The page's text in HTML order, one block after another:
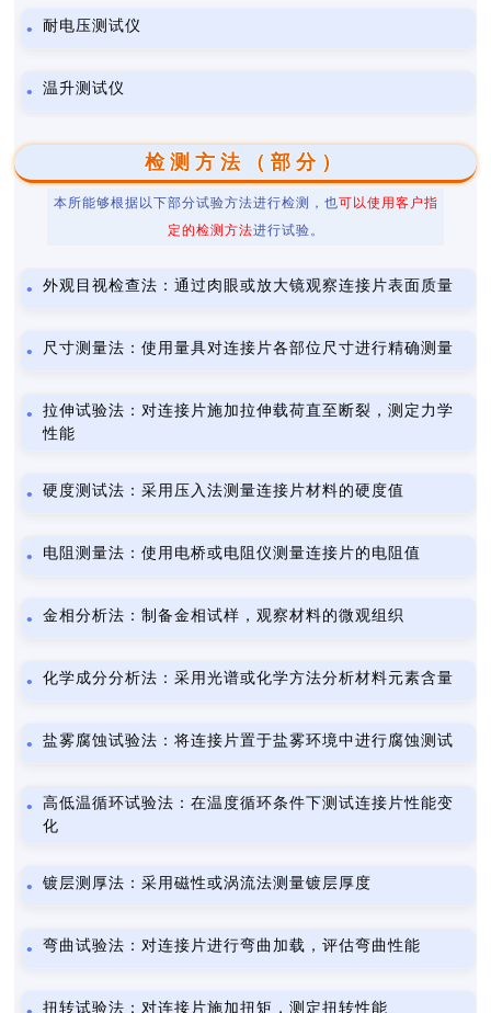
耐电压测试仪
温升测试仪
检测方法（部分）
本所能够根据以下部分试验方法进行检测，也可以使用客户指
定的检测方法进行试验。
外观目视检查法：通过肉眼或放大镜观察连接片表面质量
尺寸测量法：使用量具对连接片各部位尺寸进行精确测量
拉伸试验法：对连接片施加拉伸载荷直至断裂，测定力学
性能
硬度测试法：采用压入法测量连接片材料的硬度值
电阻测量法：使用电桥或电阻仪测量连接片的电阻值
金相分析法：制备金相试样，观察材料的微观组织
化学成分分析法：采用光谱或化学方法分析材料元素含量
盐雾腐蚀试验法：将连接片置于盐雾环境中进行腐蚀测试
高低温循环试验法：在温度循环条件下测试连接片性能变
化
镀层测厚法：采用磁性或涡流法测量镀层厚度
弯曲试验法：对连接片进行弯曲加载，评估弯曲性能
扭转试验法：对连接片施加扭矩，测定扭转性能